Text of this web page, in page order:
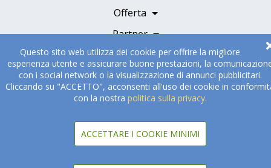
Questo sito web utilizza dei cookie per offrire la migliore
esperienza utente e assicurare buone prestazioni, la
con i social network o la visualizzazione di annunci pubblicitari.
Cliccando su "ACCETTO", acconsenti all'uso dei cookie in
con la nostra politica sulla privacy.
ACCETTARE I COOKIE MINIMI
Offerta
Servizi e Tariffe
Partner
Medici e Professionisti
Becoming a Partner
© 2005-2026 Sukha Technologies Inc.SOS Cuisine. Tutti i diritti
riservati